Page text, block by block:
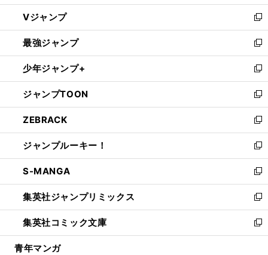
ウ
ィ
ン
ド
ウ
で
開
く
し
い
ウ
ィ
ン
ド
ウ
で
開
く
Vジャンプ
新
し
い
ウ
ィ
ン
ド
ウ
で
開
く
最強ジャンプ
新
し
い
ウ
ィ
ン
ド
ウ
で
開
く
少年ジャンプ+
新
し
い
ウ
ィ
ン
ド
ウ
で
開
く
ジャンプTOON
新
し
い
ウ
ィ
ン
ド
ウ
で
開
く
ZEBRACK
新
し
い
ウ
ィ
ン
ド
ウ
で
開
ジャンプルーキー！
新
し
い
ウ
ィ
ン
ド
ウ
S-MANGA
新
し
い
ウ
ィ
ン
集英社ジャンプリミックス
新
し
い
ウ
集英社コミック文庫
新
し
青年マンガ